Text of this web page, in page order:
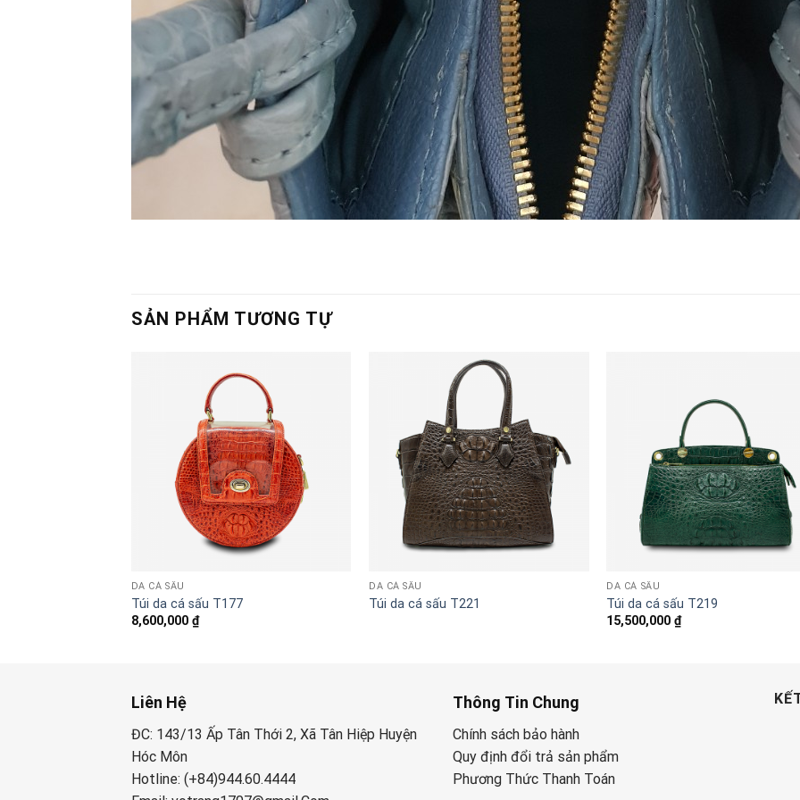
SẢN PHẨM TƯƠNG TỰ
DA CÁ SẤU
Túi da cá sấu T177
8,600,000 ₫
DA CÁ SẤU
Túi da cá sấu T221
DA CÁ SẤU
Túi da cá sấu T219
15,500,000₫
Liên Hệ
ĐC: 143/13 Ấp Tân Thới 2, Xã Tân Hiệp Huyện
Hóc Môn
Hotline: (+84)944.60.4444
Thông Tin Chung
Chính sách bảo hành
Quy định đổi trả sản phẩm
Phương Thức Thanh Toán